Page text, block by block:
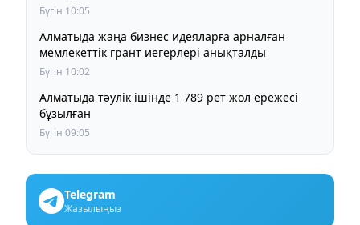
Бүгін 10:05
Алматыда жаңа бизнес идеяларға арналған
мемлекеттік грант иегерлері анықталды
Бүгін 10:02
Алматыда тәулік ішінде 1 789 рет жол ережесі
бұзылған
Бүгін 09:05
Telegram
Жазылыңыз